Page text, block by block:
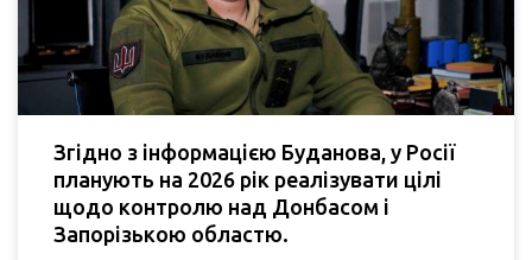
Згідно з інформацією Буданова, у Росії
планують на 2026 рік реалізувати цілі
щодо контролю над Донбасом і
Запорізькою областю.